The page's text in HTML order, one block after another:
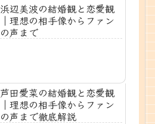
浜辺美波の結婚観と恋愛観
｜理想の相手像からファン
の声まで
芦田愛菜の結婚観と恋愛観
｜理想の相手像からファン
の声まで徹底解説